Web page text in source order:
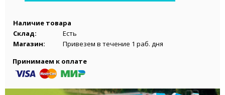
Наличие товара
Склад:
Есть
Магазин:
Привезем в течение 1 раб. дня
Принимаем к оплате